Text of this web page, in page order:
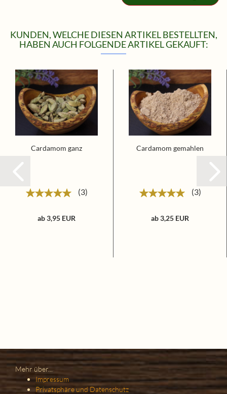
KUNDEN, WELCHE DIESEN ARTIKEL BESTELLTEN,
HABEN AUCH FOLGENDE ARTIKEL GEKAUFT:
Cardamom ganz
3
ab 3,95 EUR
Cardamom gemahlen
3
ab 3,25 EUR
Mehr über...
Impressum
Privatsphäre und Datenschutz